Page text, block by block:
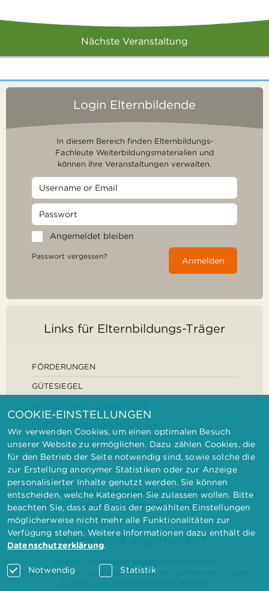
Nächste Veranstaltung
Login Elternbildende
In diesem Bereich finden Elternbildungs-
Fachleute Weiterbildungsmaterialien und
können ihre Veranstaltungen verwalten.
Angemeldet bleiben
Passwort vergessen? Anmelden
Links für Elternbildungs-Träger
FÖRDERUNGEN
GÜTESIEGEL
IMPRESSUM DATENSCHUTZ
KONTAKT
BARRIEREFREIHEITSERKLÄRUNG
Noch nicht angemeldet?
Mit einer einmaligen Registrierung erhalten
Elternbilderinnen und Elternbildner der geförderten Träger
COOKIE-EINSTELLUNGEN
Wir verwenden Cookies, um einen optimalen Besuch
unserer Website zu ermöglichen. Dazu zählen Cookies, die
für den Betrieb der Seite notwendig sind, sowie solche die
zur Erstellung anonymer Statistiken oder zur Anzeige
personalisierter Inhalte genutzt werden. Sie können
entscheiden, welche Kategorien Sie zulassen wollen. Bitte
beachten Sie, dass auf Basis der gewählten Einstellungen
möglicherweise nicht mehr alle Funktionalitäten zur
Verfügung stehen. Weitere Informationen dazu enthält die
Datenschutzerklärung.
Notwendig Statistik